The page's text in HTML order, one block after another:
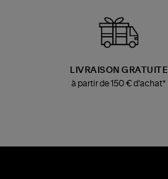
LIVRAISON GRATUITE
à partir de 150 € d'achat*